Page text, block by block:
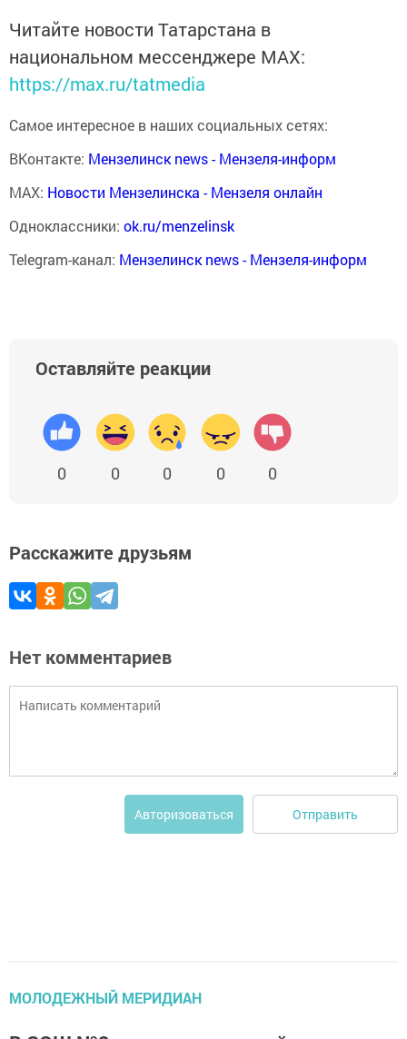
Читайте новости Татарстана в
национальном мессенджере MАХ:
https://max.ru/tatmedia
Самое интересное в наших социальных сетях:
ВКонтакте: Мензелинск news - Мензеля-информ
MAX: Новости Мензелинска - Мензеля онлайн
Одноклассники: ok.ru/menzelinsk
Telegram-канал: Мензелинск news - Мензеля-информ
Оставляйте реакции
0 0 0 0 0
Расскажите друзьям
Нет комментариев
Авторизоваться Отправить
МОЛОДЕЖНЫЙ МЕРИДИАН